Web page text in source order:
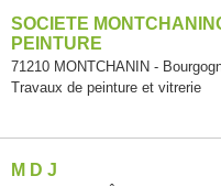
SOCIETE
PEINTURE
71210 MONTCHANIN -
Travaux de peinture et vitrerie
M D J